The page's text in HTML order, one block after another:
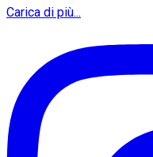
Carica di più...